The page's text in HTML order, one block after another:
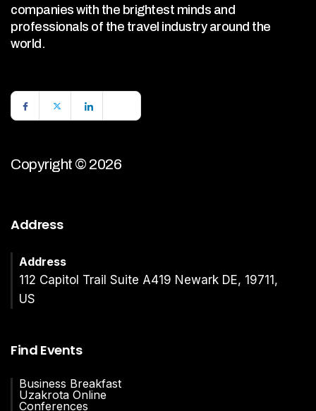
companies with the brightest minds and
professionals of the travel industry around the
world.
Copyright © 2026
Address
Address
112 Capitol Trail Suite A419 Newark DE, 19711,
US
Find Events
Business Breakfast
Uzakrota Online
Conferences